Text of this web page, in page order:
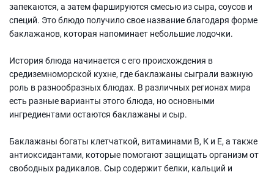
запекаются, а затем фаршируются смесью из сыра, соусов и
специй. Это блюдо получило свое название благодаря форме
баклажанов, которая напоминает небольшие лодочки.
История блюда начинается с его происхождения в
средиземноморской кухне, где баклажаны сыграли важную
роль в разнообразных блюдах. В различных регионах мира
есть разные варианты этого блюда, но основными
ингредиентами остаются баклажаны и сыр.
Баклажаны богаты клетчаткой, витаминами В, К и Е, а также
антиоксидантами, которые помогают защищать организм от
свободных радикалов. Сыр содержит белки, кальций и